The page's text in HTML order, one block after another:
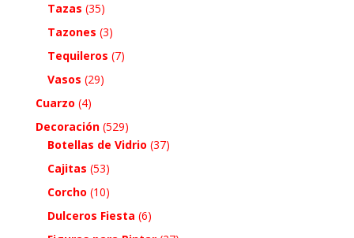
Tazas (35)
Tazones (3)
Tequileros (7)
Vasos (29)
Cuarzo (4)
Decoración (529)
Botellas de Vidrio (37)
Cajitas (53)
Corcho (10)
Dulceros Fiesta (6)